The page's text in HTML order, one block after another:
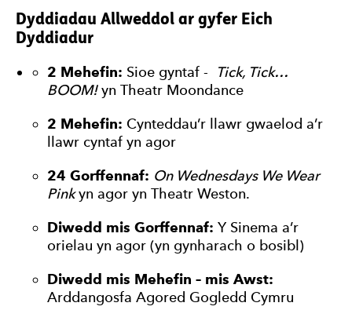
Dyddiadau Allweddol ar gyfer Eich
Dyddiadur
2 Mehefin: Sioe gyntaf -
Tick, Tick…
BOOM!yn Theatr Moondance
2 Mehefin: Cynteddau’r llawr gwaelod a’r
llawr cyntaf yn agor
24 Gorffennaf: On Wednesdays We Wear
Pinkyn agor yn Theatr Weston.
Diwedd mis Gorffennaf: Y Sinema a’r
orielau yn agor (yn gynharach o bosibl)
Diwedd mis Mehefin – mis Awst:
Arddangosfa Agored Gogledd Cymru